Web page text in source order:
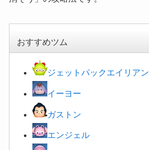
おすすめツム
ジェットパックエイリアン
イーヨー
ガストン
エンジェル